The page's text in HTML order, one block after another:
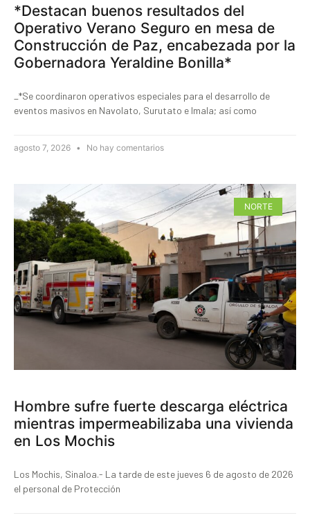
*Destacan buenos resultados del
Operativo Verano Seguro en mesa de
Construcción de Paz, encabezada por la
Gobernadora Yeraldine Bonilla*
_*Se coordinaron operativos especiales para el desarrollo de
eventos masivos en Navolato, Surutato e Imala; así como
agosto 7, 2026 No hay comentarios
NORTE
Hombre sufre fuerte descarga eléctrica
mientras impermeabilizaba una vivienda
en Los Mochis
Los Mochis, Sinaloa.- La tarde de este jueves 6 de agosto de 2026
el personal de Protección